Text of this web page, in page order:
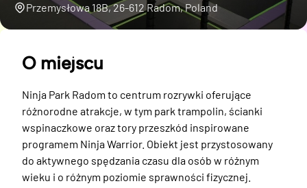
Przemysłowa 18B, 26-612 Radom, Poland
O miejscu
Ninja Park Radom to centrum rozrywki oferujące
różnorodne atrakcje, w tym park trampolin, ścianki
wspinaczkowe oraz tory przeszkód inspirowane
programem Ninja Warrior. Obiekt jest przystosowany
do aktywnego spędzania czasu dla osób w różnym
wieku i o różnym poziomie sprawności fizycznej.